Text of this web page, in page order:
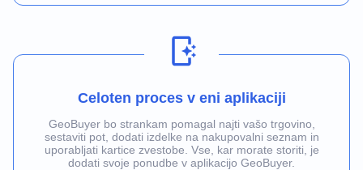
Celoten proces v eni aplikaciji
GeoBuyer bo strankam pomagal najti vašo trgovino,
sestaviti pot, dodati izdelke na nakupovalni seznam in
uporabljati kartice zvestobe. Vse, kar morate storiti, je
dodati svoje ponudbe v aplikacijo GeoBuyer.